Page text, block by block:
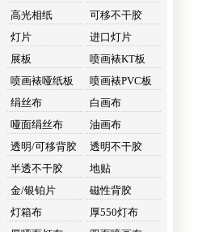
高光相纸
可移不干胶
灯片
进口灯片
展板
喷画裱KT板
喷画裱哑纸板
喷画裱PVC板
绢丝布
白画布
哑面绢丝布
油画布
透明/可移背胶
透明不干胶
半透不干胶
地贴
金/银铂片
磁性背胶
灯箱布
厚550灯布